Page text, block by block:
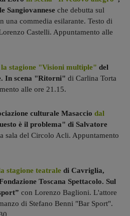
Sangiovannese che debutta sul
una commedia esilarante. Testo di
Castelli. Appuntamento alle
la stagione "Visioni multiple" del
In scena "Ritorni" di Carlina Torta
alle ore 21.15.
culturale Masaccio dal
è il problema" di Salvatore
sala del Circolo Acli. Appuntamento
stagione teatrale di Cavriglia,
Toscana Spettacolo. Sul
con Lorenzo Baglioni. L'attore
di Stefano Benni "Bar Sport".